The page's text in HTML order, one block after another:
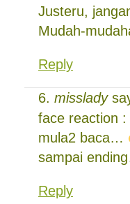
Justeru,
Mudah-
Reply
misslady
face reaction :
mula2 baca…
sampai
Reply